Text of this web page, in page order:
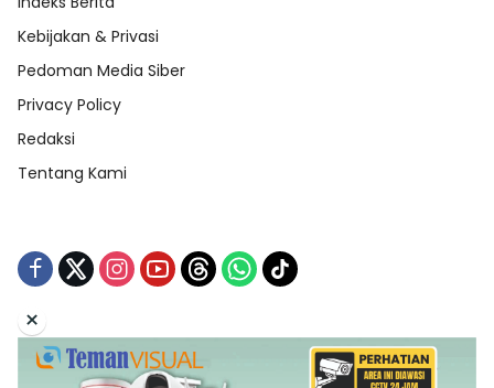
Kebijakan & Privasi
Pedoman Media Siber
Privacy Policy
Redaksi
Tentang Kami
Tentang Kami Redaksi
Indeks Berita
Disclaimer
Pedoman Media Siber
×